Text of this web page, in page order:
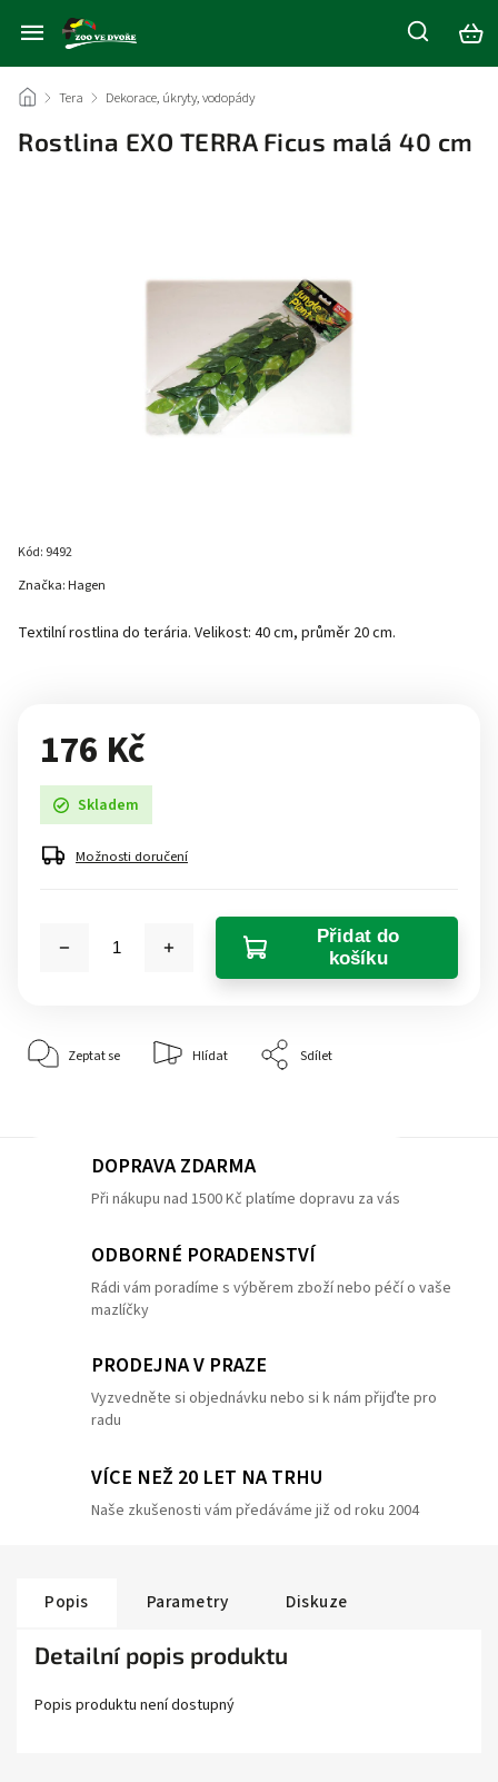
/ Tera / Dekorace, úkryty, vodopády
Rostlina EXO TERRA Ficus malá 40 cm
Kód: 9492
Textilní rostlina do terária. Velikost: 40 cm, průměr 20 cm.
Značka: Hagen
176 Kč
Skladem
Možnosti doručení
Přidat do
košíku
Zeptat se Hlídat Sdílet
DOPRAVA ZDARMA
Při nákupu nad 1500 Kč platíme dopravu za vás
ODBORNÉ PORADENSTVÍ
Rádi vám poradíme s výběrem zboží nebo péčí o vaše
mazlíčky
PRODEJNA V PRAZE
Vyzvedněte si objednávku nebo si k nám přijďte pro
radu
VÍCE NEŽ 20 LET NA TRHU
Naše zkušenosti vám předáváme již od roku 2004
Popis Parametry Diskuze
Detailní popis produktu
Popis produktu není dostupný